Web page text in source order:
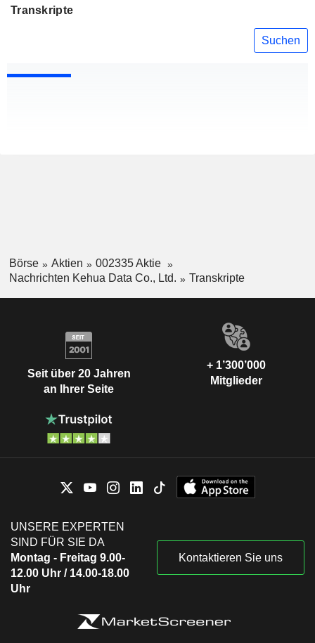
Transkripte
Suchen
Börse Aktien
002335 Aktie
Nachrichten Kehua Data Co., Ltd.
Transkripte
Seit über 20 Jahren
an Ihrer Seite
+ 1’300’000
Mitglieder
UNSERE EXPERTEN
SIND FÜR SIE DA
Montag - Freitag 9.00-
12.00 Uhr / 14.00-18.00
Uhr
Kontaktieren Sie uns